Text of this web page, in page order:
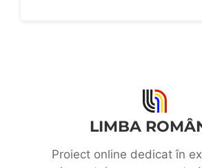
LIMBA
Proiect online dedicat în